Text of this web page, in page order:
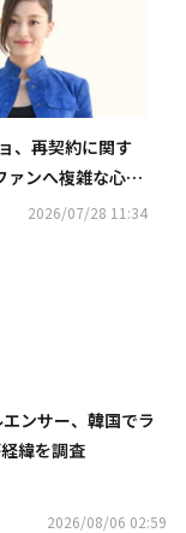
、再契約に関す
ンへ複雑な心境
2026/07/28 11:34
ンサー、韓国でラ
緯を調査
2026/08/06 02:59